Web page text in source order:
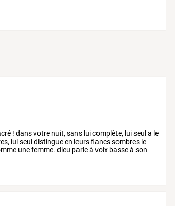
! dansvotre nuit, sans luicomplète, luiseul a le
luiseul distingueen leursflancssombres le
unefemme. dieu parleà voix basseà son